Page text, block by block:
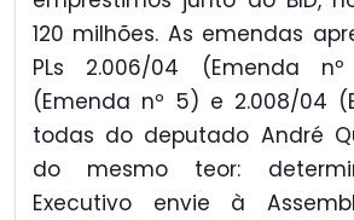
120 milhões. As emendas
PLs 2.006/04 (Emenda
(Emenda nº 5) e 2.008/04
todas do deputado André
do mesmo teor:
Executivo envie à